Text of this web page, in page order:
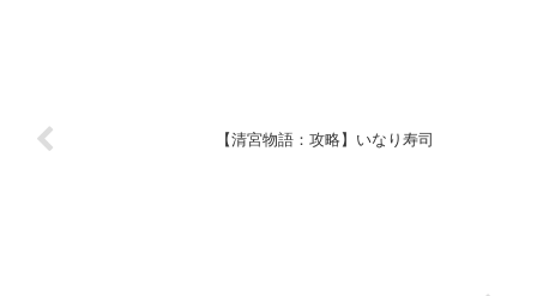
【清宮物語：攻略】いなり寿司